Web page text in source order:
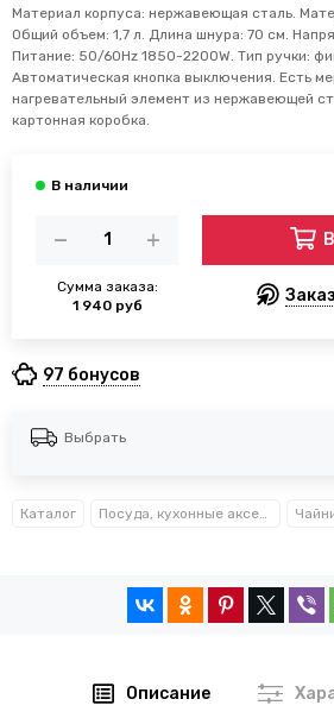
Материал корпуса: нержавеющая сталь.
Общий объем: 1,7 л. Длина шнура: 70 см.
Питание: 50/60Hz 1850-2200W. Тип ручки:
Автоматическая кнопка выключения. Есть
нагревательный элемент из нержавеющей
картонная коробка.
Сумма заказа:
1 940 руб
97 бонусов
Выбрать
Каталог Посуда, кухонные аксессуары и принадлежности TM Kamille TM Ofenbach
Описание